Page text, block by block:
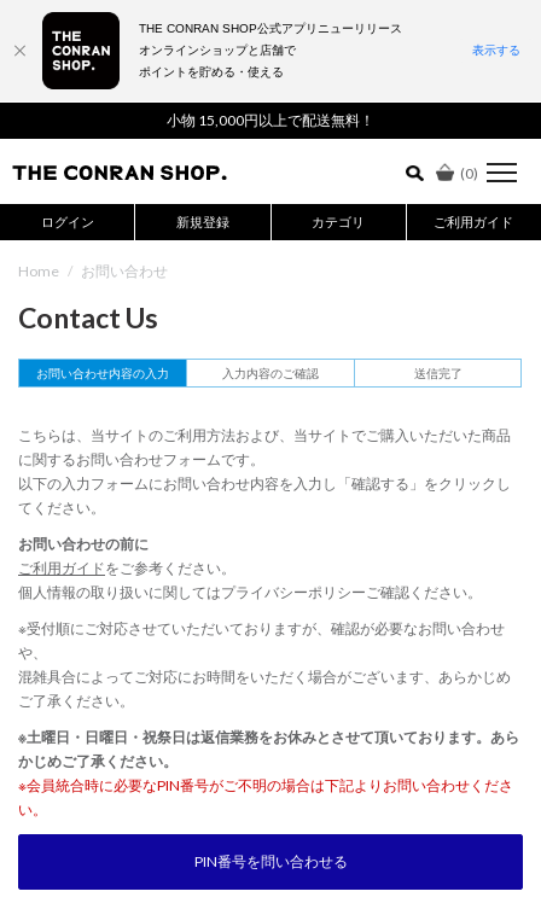
小物 15,000円以上で配送無料！
(0)
ログイン 新規登録 カテゴリ ご利用ガイド
詳細検索はこちら
Home / お問い合わせ
Contact Us
お問い合わせ内容の入力 入力内容のご確認 送信完了
こちらは、当サイトのご利用方法および、当サイトでご購入いただいた商品
に関するお問い合わせフォームです。
以下の入力フォームにお問い合わせ内容を入力し「確認する」をクリックし
てください。
お問い合わせの前に
ご利用ガイドをご参考ください。
個人情報の取り扱いに関してはプライバシーポリシーご確認ください。
※受付順にご対応させていただいておりますが、確認が必要なお問い合わせ
や、
混雑具合によってご対応にお時間をいただく場合がございます、あらかじめ
ご了承ください。
※土曜日・日曜日・祝祭日は返信業務をお休みとさせて頂いております。あら
かじめご了承ください。
※会員統合時に必要なPIN番号がご不明の場合は下記よりお問い合わせくださ
い。
PIN番号を問い合わせる
THE CONRAN SHOP公式アプリニューリリース
オンラインショップと店舗で
ポイントを貯める・使える
表示する